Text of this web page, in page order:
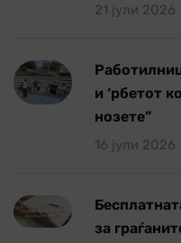
21 јули 2026
и ‘рбетот
нозете”
16 јули 2026
за